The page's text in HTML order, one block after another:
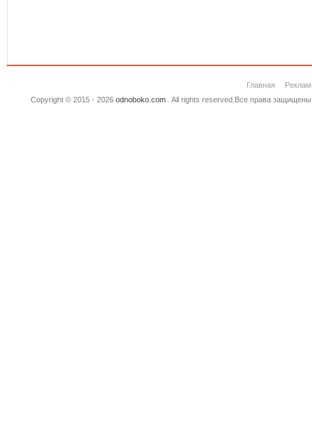
Главная
Copyright © 2015 - 2026 odnoboko.com. All rights reserved.Все права защищены.